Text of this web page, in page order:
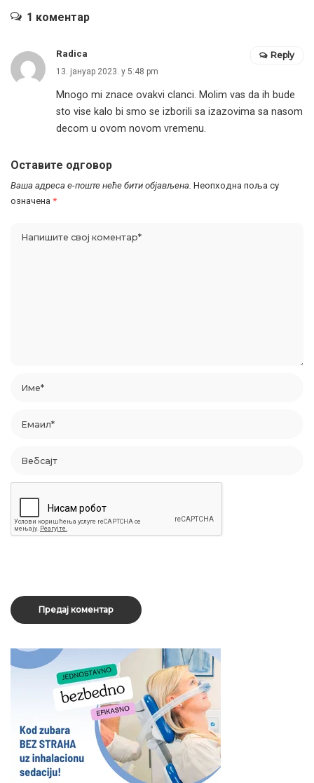
1 коментар
Radica
13. јануар 2023. у 5:48 pm
Mnogo mi znace ovakvi clanci. Molim vas da ih bude
sto vise kalo bi smo se izborili sa izazovima sa nasom
decom u ovom novom vremenu.
Reply
Оставите одговор
Ваша адреса е-поште неће бити објављена. Неопходна поља су
означена *